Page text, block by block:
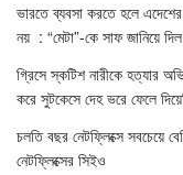
ভারতে ব্যবসা করতে হলে
নয় : “মেটা”-কে সাফ জানিয়ে
গ্রিসে স্কটিশ নারীকে হত্যার
করে সুটকেসে দেহ ভরে ফেলে
চলতি বছর নেটফ্লিক্সে সবচেয়ে
নেটফ্লিক্সের সিইও